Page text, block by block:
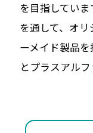
を目指していま
を通して、オ
ーメイド製品を
とプラスアル